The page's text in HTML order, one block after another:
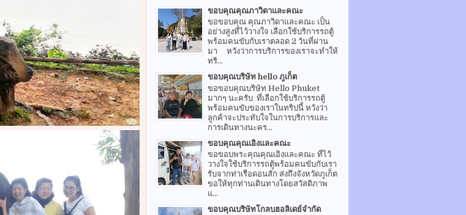
ขอบคุณคุณภาวิดาและคณะ
ขอขอบคุณ คุณภาวิดาและคณะ เป็น
อย่างสูงที่ไว้วางใจ เลือกใช้บริการรถตู้
พร้อมคนขับกับเราตลอด 2 วันที่ผ่าน
มา หวังว่าการบริการของเราจะทำให้
ทริ...
ขอบคุณบริษัท hello ภูเก็ต
ขอขอบคุณบริษัท Hello Phuket
มากๆ นะครับ ที่เลือกใช้บริการรถตู้
พร้อมคนขับของเราในทริปนี้ หวังว่า
ลูกค้าจะประทับใจในการบริการและ
การเดินทางนะคร...
ขอบคุณคุณเอิงและคณะ
ขอขอบพระคุณคุณเอิงและคณะ ที่ไว้
วางใจใช้บริการรถตู้พร้อมคนขับกับเรา
รับจากท่าเรือดอนสัก ส่งถึงจังหวัดภูเก็ต
ขอให้ทุกท่านเดินทางโดยสวัสดิภาพ
แ...
ขอบคุณบริษัทโกลบฮอลิเดย์จำกัด